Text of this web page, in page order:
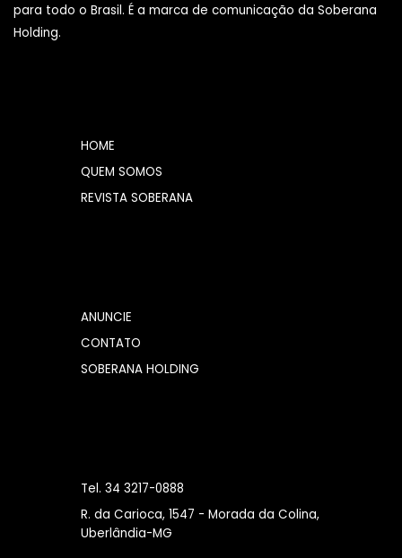
para todo o Brasil. É a marca de comunicação da Soberana
Holding.
HOME
QUEM SOMOS
REVISTA SOBERANA
ANUNCIE
CONTATO
SOBERANA HOLDING
Tel. 34 3217-0888
R. da Carioca, 1547 - Morada da Colina,
Uberlândia-MG